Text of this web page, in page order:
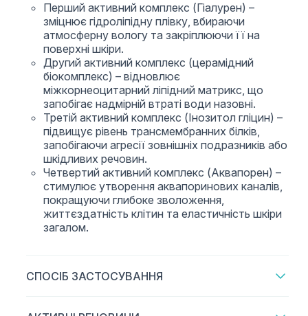
Перший активний комплекс (Гіалурен) –
зміцнює гідроліпідну плівку, вбираючи
атмосферну вологу та закріплюючи її на
поверхні шкіри.
Другий активний комплекс (церамідний
біокомплекс) – відновлює
міжкорнеоцитарний ліпідний матрикс, що
запобігає надмірній втраті води назовні.
Третій активний комплекс (Інозитол гліцин) –
підвищує рівень трансмембранних білків,
запобігаючи агресії зовнішніх подразників або
шкідливих речовин.
Четвертий активний комплекс (Аквапорен) –
стимулює утворення аквапоринових каналів,
покращуючи глибоке зволоження,
життєздатність клітин та еластичність шкіри
загалом.
СПОСІБ ЗАСТОСУВАННЯ